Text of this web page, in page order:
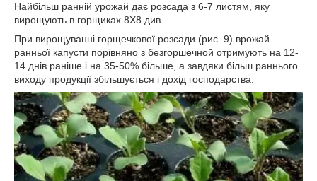
Найбільш ранній урожай дає розсада з 6-7 листям, яку
вирощують в горщиках 8X8 див.
При вирощуванні горщечкової розсади (рис. 9) врожай
ранньої капусти порівняно з безгоршечной отримують на 12-
14 днів раніше і на 35-50% більше, а завдяки більш раннього
виходу продукції збільшується і дохід господарства.